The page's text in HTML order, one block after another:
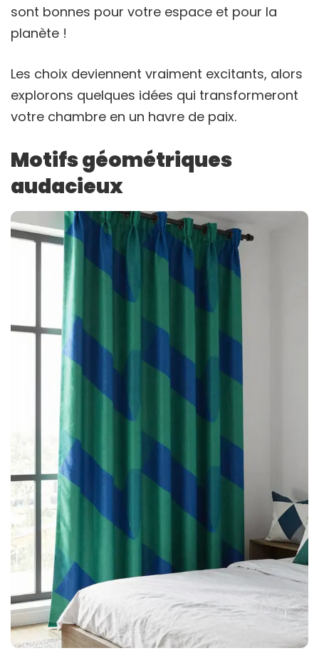
sont bonnes pour votre espace et pour la
planète !
Les choix deviennent vraiment excitants, alors
explorons quelques idées qui transformeront
votre chambre en un havre de paix.
Motifs géométriques
audacieux